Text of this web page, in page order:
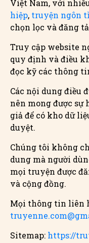
Việt Nam, với
hiệp, truyện ngôn
chọn lọc và đăng
Truy cập website
quy định và điều
đọc kỹ các thông
Các nội dung điều
nên mong được sự
giả để có kho dữ
duyệt.
Chúng tôi không
dung mà người
mọi truyện được
và cộng đồng.
Mọi thông tin liên
Sitemap: https://